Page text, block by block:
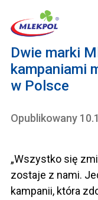
Dwie marki
kampaniami
w Polsce
Opublikowany
„Wszystko się
zostaje z nami.
kampanii, która